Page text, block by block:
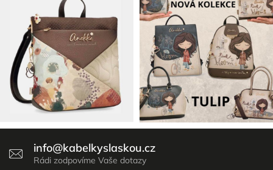
info@kabelkyslaskou.cz